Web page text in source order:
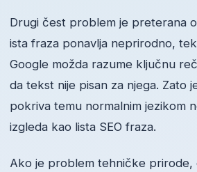
Drugi čest problem je preterana
ista fraza ponavlja neprirodno,
Google možda razume ključnu
da tekst nije pisan za njega. Zato
pokriva temu normalnim jezikom
izgleda kao lista SEO fraza.
Ako je problem tehničke prirode,